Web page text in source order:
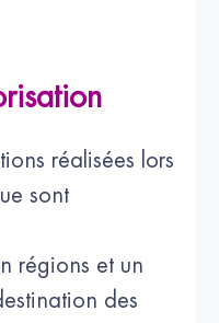
réalisées lors
sont
régions et un
des